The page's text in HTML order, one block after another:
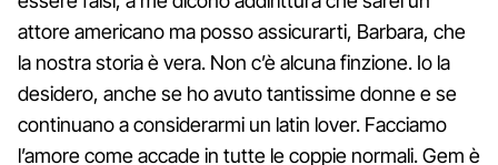
attore americano ma posso assicurarti, Barbara, che
la nostra storia è vera. Non c’è alcuna finzione. Io la
desidero, anche se ho avuto tantissime donne e se
continuano a considerarmi un latin lover. Facciamo
l’amore come accade in tutte le coppie normali. Gem è